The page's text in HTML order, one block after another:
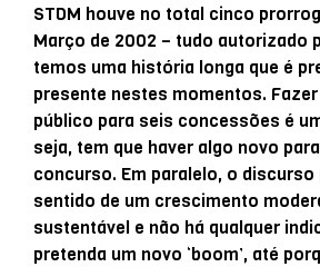
STDM houve no total cinco
Março de 2002 – tudo autorizado
temos uma história longa que é
presente nestes momentos.
público para seis concessões é
seja, tem que haver algo novo
concurso. Em paralelo, o
sentido de um crescimento
sustentável e não há qualquer
pretenda um novo ‘boom’, até